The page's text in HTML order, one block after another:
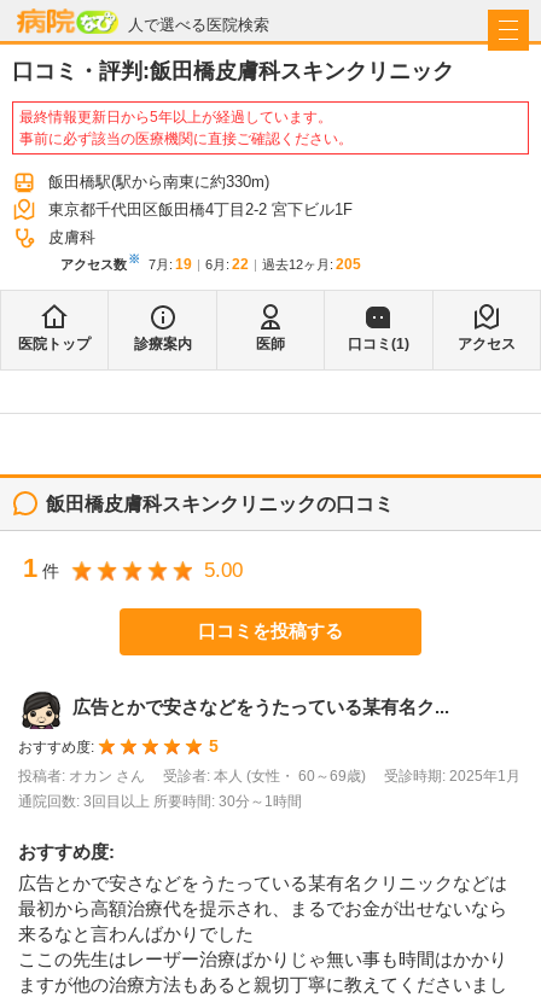
人で選べる医院検索
病院なび
口コミ・評判:飯田橋皮膚科スキンクリニック
最終情報更新日から5年以上が経過しています。
事前に必ず該当の医療機関に直接ご確認ください。
飯田橋駅(駅から南東に約330m)
東京都千代田区飯田橋4丁目2-2 宮下ビル1F
皮膚科
アクセス数※ 7月 : 19 6月 : 22 過去12ヶ月: 205
医院トップ 診療案内 医師 口コミ(1) アクセス
飯田橋皮膚科スキンクリニックの口コミ
1 件 5.00
口コミを投稿する
広告とかで安さなどをうたっている某有名ク...
おすすめ度: 5
投稿者: オカン さん 受診者: 本人 (女性・ 60～69歳)
受診時期: 2025年1月
通院回数: 3回目以上 所要時間: 30分～1時間
おすすめ度:
広告とかで安さなどをうたっている某有名クリニックなどは
最初から高額治療代を提示され、まるでお金が出せないなら
来るなと言わんばかりでした
ここの先生はレーザー治療ばかりじゃ無い事も時間はかかり
ますが他の治療方法もあると親切丁寧に教えてくださいまし